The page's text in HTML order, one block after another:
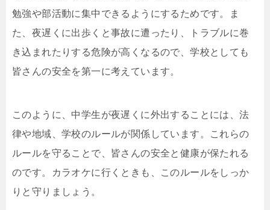
勉強や部活動に集中できるようにするためです。ま
た、夜遅くに出歩くと事故に遭ったり、トラブルに巻
き込まれたりする危険が高くなるので、学校としても
皆さんの安全を第一に考えています。
このように、中学生が夜遅くに外出することには、法
律や地域、学校のルールが関係しています。これらの
ルールを守ることで、皆さんの安全と健康が保たれる
のです。カラオケに行くときも、このルールをしっか
りと守りましょう。